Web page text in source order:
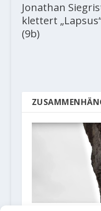
Jonathan
klettert
(9b)